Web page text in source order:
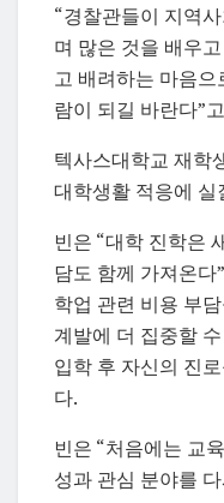
“경찰관들이 지역
며 많은 것을 배우
고 배려하는 마음
람이 되길 바란다”
텍사스대학교 재학
대학생활 적응에
빈은 “대학 진학은
담도 함께 가져온다
학업 관련 비용 부
계발에 더 집중할
입학 후 자신의 진
다.
빈은 “처음에는 교
성과 관심 분야를